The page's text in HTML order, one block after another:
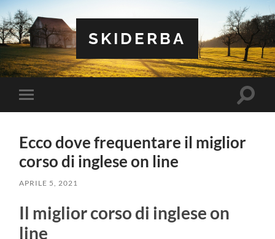
SKIDERBA
Attiva/disattiva
il
dispositivi
ricerca
Ecco dove frequentare il miglior
corso di inglese on line
APRILE 5, 2021
Il miglior corso di inglese on
line